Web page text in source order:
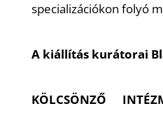
specializációkon folyó
A kiállítás kurátorai
KÖLCSÖNZŐ